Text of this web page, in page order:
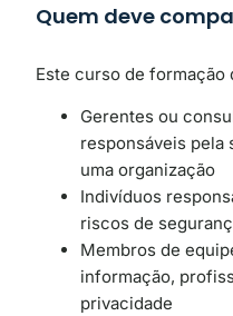
Quem deve
Este curso de formação
Gerentes ou
responsáveis ​​pela
uma organização
Indivíduos
riscos de
Membros de
informação,
privacidade